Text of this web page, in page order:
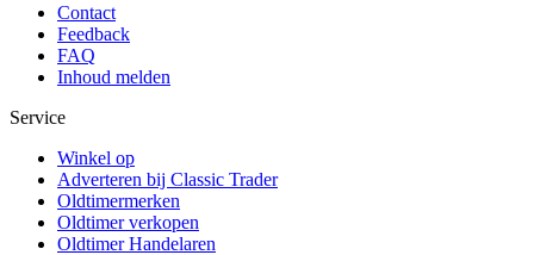
Contact
Feedback
FAQ
Inhoud melden
Service
Winkel op
Adverteren bij Classic Trader
Oldtimermerken
Oldtimer verkopen
Oldtimer Handelaren